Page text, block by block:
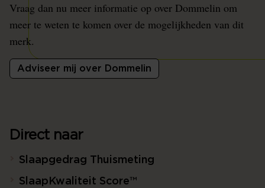
Vraag dan nu meer informatie op over Dommelin om
meer te weten te komen over de mogelijkheden van dit
merk.
Adviseer mij over Dommelin
Direct naar
Slaapgedrag Thuismeting
SlaapKwaliteit Score™